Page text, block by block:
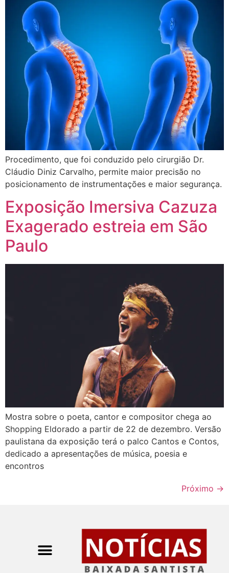
Procedimento, que foi conduzido pelo cirurgião Dr.
Cláudio Diniz Carvalho, permite maior precisão no
posicionamento de instrumentações e maior segurança.
Exposição Imersiva Cazuza
Exagerado estreia em São
Paulo
Mostra sobre o poeta, cantor e compositor chega ao
Shopping Eldorado a partir de 22 de dezembro. Versão
paulistana da exposição terá o palco Cantos e Contos,
dedicado a apresentações de música, poesia e
encontros
Próximo →